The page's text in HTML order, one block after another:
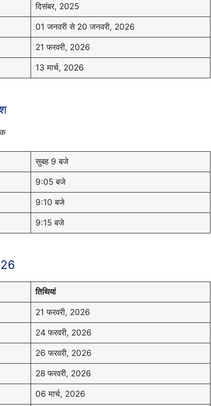
दिसंबर, 2025
01 जनवरी से 20 जनवरी, 2026
21 फरवरी, 2026
13 मार्च, 2026
सुबह 9 बजे
9:05 बजे
9:10 बजे
9:15 बजे
तिथियां
21 फरवरी, 2026
24 फरवरी, 2026
26 फरवरी, 2026
28 फरवरी, 2026
06 मार्च, 2026